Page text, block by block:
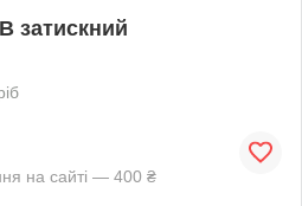
затискний
на сайті — 400 ₴